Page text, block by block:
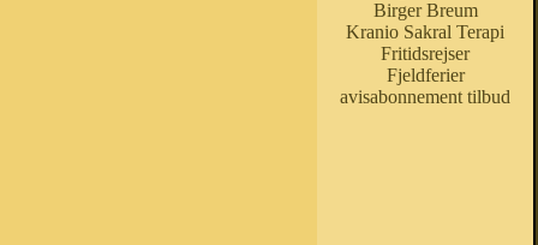
Birger Breum
Kranio Sakral Terapi
Fritidsrejser
Fjeldferier
avisabonnement tilbud